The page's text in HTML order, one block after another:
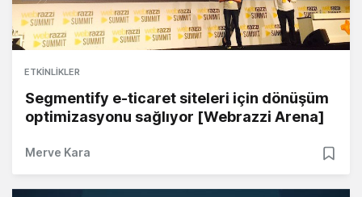
ETKINLIKLER
Segmentify e-ticaret siteleri için dönüşüm
optimizasyonu sağlıyor [Webrazzi Arena]
Merve Kara